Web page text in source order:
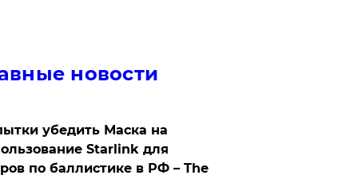
новости
убедить Маска на
Starlink для
по баллистике в РФ – The